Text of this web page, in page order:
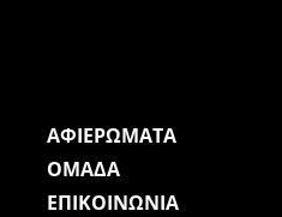
ΑΦΙΕΡΩΜΑΤΑ
ΟΜΑΔΑ
ΕΠΙΚΟΙΝΩΝΙΑ